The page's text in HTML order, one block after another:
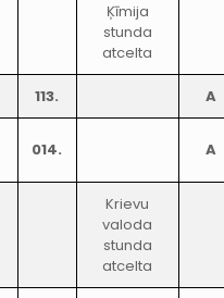
Ķīmija
stunda
atcelta
113. A
014. A
Krievu
valoda
stunda
atcelta